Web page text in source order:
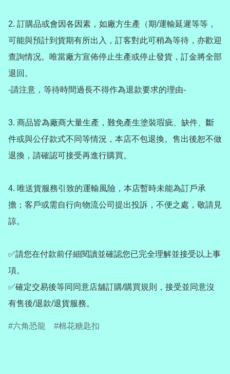
2️. 訂購品或會因各因素，如廠方生產（期/運輸延遲等等，
可能與預計到貨期有所出入，訂客對此可稍為等待，亦歡迎
查詢情况。唯當廠方宣佈停止生產或停止發貨，訂金將全部
退回。
-請注意，等待時間過長不得作為退款要求的理由-
3️. 商品皆為廠商大量生產，難免產生塗裝瑕疵、缺件、斷
件或與公仔款式不同等情況，本店不包退換。售出後恕不做
退換，請確認可接受再進行購買。
4️. 唯送貨服務引致的運輸風險，本店暫時未能為訂戶承
擔；客戶或需自行向物流公司提出投訴，不便之處，敬請見
諒。
✅請您在付款前仔細閱讀並確認您已完全理解並接受以上事
項。
✅確定交易後等同同意店舖訂購/購買規則，接受並同意沒
有售後/退款/退貨服務。
六角恐龍 棉花糖匙扣